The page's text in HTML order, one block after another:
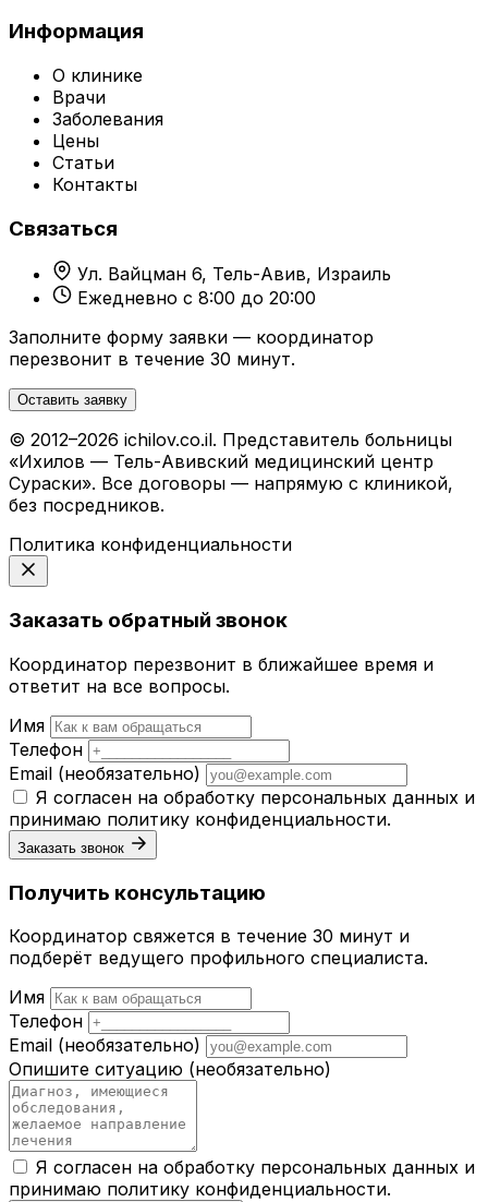
Информация
О клинике
Врачи
Заболевания
Цены
Статьи
Контакты
Связаться
Ул. Вайцман 6, Тель-Авив, Израиль
Ежедневно с 8:00 до 20:00
Заполните форму заявки — координатор
перезвонит в течение 30 минут.
Оставить заявку
© 2012–2026 ichilov.co.il. Представитель больницы
«Ихилов — Тель-Авивский медицинский центр
Сураски». Все договоры — напрямую с клиникой,
без посредников.
Политика конфиденциальности
Заказать обратный звонок
Координатор перезвонит в ближайшее время и
ответит на все вопросы.
Имя
Телефон
Email (необязательно)
Я согласен на обработку персональных данных и
принимаю политику конфиденциальности.
Заказать звонок
Получить консультацию
Координатор свяжется в течение 30 минут и
подберёт ведущего профильного специалиста.
Имя
Телефон
Email (необязательно)
Опишите ситуацию (необязательно)
Я согласен на обработку персональных данных и
принимаю политику конфиденциальности.